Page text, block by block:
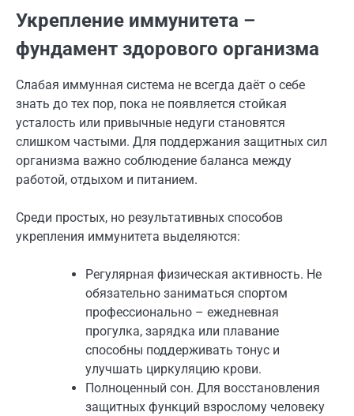
Укрепление иммунитета –
фундамент здорового организма
Слабая иммунная система не всегда даёт о себе
знать до тех пор, пока не появляется стойкая
усталость или привычные недуги становятся
слишком частыми. Для поддержания защитных сил
организма важно соблюдение баланса между
работой, отдыхом и питанием.
Среди простых, но результативных способов
укрепления иммунитета выделяются:
Регулярная физическая активность. Не
обязательно заниматься спортом
профессионально – ежедневная
прогулка, зарядка или плавание
способны поддерживать тонус и
улучшать циркуляцию крови.
Полноценный сон. Для восстановления
защитных функций взрослому человеку